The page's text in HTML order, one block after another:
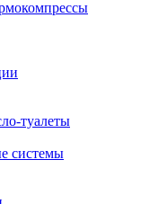
туалеты
системы